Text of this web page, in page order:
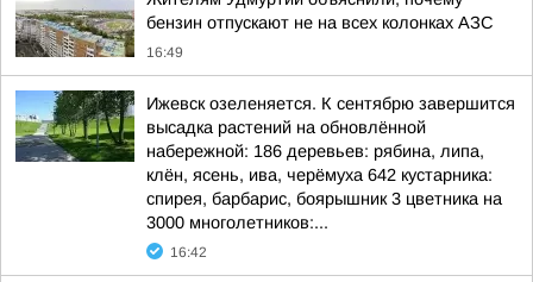
бензин отпускают не на всех колонках АЗС
16:49
Ижевск озеленяется. К сентябрю завершится
высадка растений на обновлённой
набережной: 186 деревьев: рябина, липа,
клён, ясень, ива, черёмуха 642 кустарника:
спирея, барбарис, боярышник 3 цветника на
3000 многолетников:...
16:42